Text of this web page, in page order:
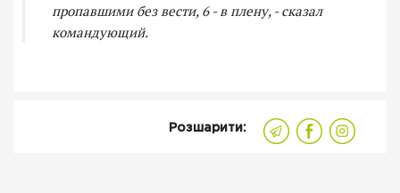
пропавшими без вести, 6 - в плену, - сказал
командующий.
Розшарити: